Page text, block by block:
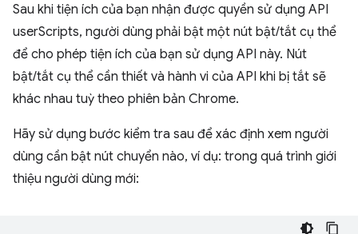
Sau khi tiện ích của bạn nhận được quyền sử dụng API
userScripts, người dùng phải bật một nút bật/tắt cụ thể
để cho phép tiện ích của bạn sử dụng API này. Nút
bật/tắt cụ thể cần thiết và hành vi của API khi bị tắt sẽ
khác nhau tuỳ theo phiên bản Chrome.
Hãy sử dụng bước kiểm tra sau để xác định xem người
dùng cần bật nút chuyển nào, ví dụ: trong quá trình giới
thiệu người dùng mới: